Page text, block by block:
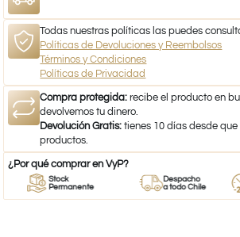
Todas nuestras políticas las puedes
Políticas de Devoluciones y Reembolsos
Términos y Condiciones
Políticas de Privacidad
Compra protegida: recibe el producto en
devolvemos tu dinero.
Devolución Gratis: tienes 10 días desde que
productos.
¿Por qué comprar en VyP?
Stock
Permanente
Despacho
a todo Chile